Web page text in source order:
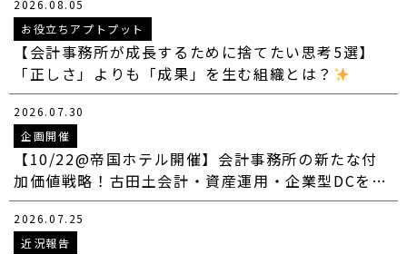
2026.08.05
お役立ちアプトプット
【会計事務所が成長するために捨てたい思考5選】
「正しさ」よりも「成果」を生む組織とは？
2026.07.30
企画開催
【10/22@帝国ホテル開催】会計事務所の新たな付
加価値戦略！古田土会計・資産運用・企業型DCを…
2026.07.25
近況報告